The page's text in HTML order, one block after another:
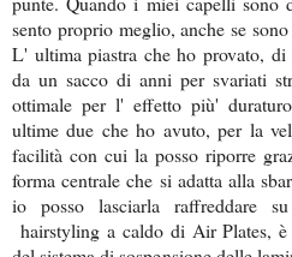
sento proprio meglio, anche se
L' ultima piastra che ho provato,
da un sacco di anni per svariati
ottimale per l' effetto più'
ultime due che ho avuto, per la
facilità con cui la posso riporre
forma centrale che si adatta alla
io posso lasciarla raffreddare
hairstyling a caldo di Air Plates, è